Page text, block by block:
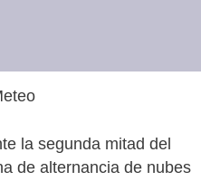
la segunda mitad del
de alternancia de nubes